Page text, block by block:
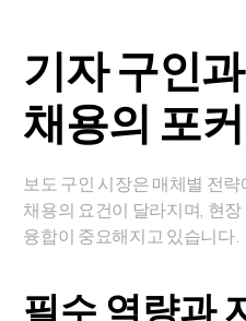
기자 구인
채용의 포
보도 구인 시장은 매체별 전
채용의 요건이 달라지며, 현
융합이 중요해지고 있습니다.
필수 역량과